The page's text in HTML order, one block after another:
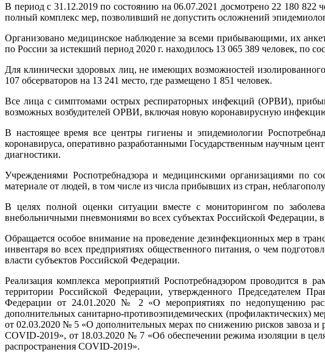
В период с 31.12.2019 по состоянию на 06.07.2021 досмотрено 22 180 822
полный комплекс мер, позволивший не допустить осложнений
Организовано медицинское наблюдение за всеми прибывающими, их
по России за истекший период 2020 г. находилось 13 065 389 человек, по
Для клинически здоровых лиц, не имеющих возможностей
107 обсерваторов на 13 241 место, где размещено 1 851 человек.
Все лица с симптомами острых респираторных инфекций (ОРВИ),
возможных возбудителей ОРВИ, включая новую коронавирусную
В настоящее время все центры гигиены и эпидемиологии
коронавируса, оперативно разработанными Государственным научным
диагностики.
Учреждениями Роспотребнадзора и медицинскими организациями по
материале от людей, в том числе из числа прибывших из стран,
В целях полной оценки ситуации вместе с мониторингом по
внебольничными пневмониями во всех субъектах Российской Федерации,
Обращается особое внимание на проведение дезинфекционных мер в
инвентаря во всех предприятиях общественного питания, о чем
власти субъектов Российской Федерации.
Реализация комплекса мероприятий Роспотребнадзором проводится в
территории Российской Федерации, утвержденного Председателем
Федерации от 24.01.2020 № 2 «О мероприятиях по недопущению
дополнительных санитарно-противоэпидемических (профилактических)
от 02.03.2020 № 5 «О дополнительных мерах по снижению рисков завоза
COVID-2019», от 18.03.2020 № 7 «Об обеспечении режима изоляции в
распространения COVID-2019».